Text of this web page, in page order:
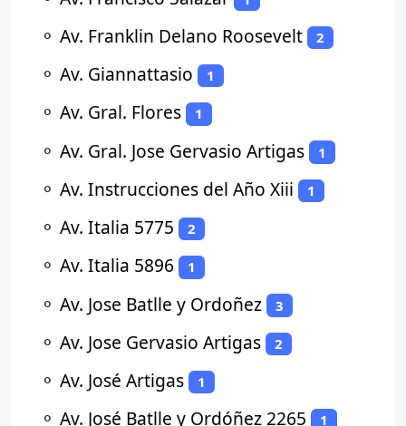
⚬ Av. Franklin Delano Roosevelt 2
⚬ Av. Giannattasio 1
⚬ Av. Gral. Flores 1
⚬ Av. Gral. Jose Gervasio Artigas 1
⚬ Av. Instrucciones del Año Xiii 1
⚬ Av. Italia 5775 2
⚬ Av. Italia 5896 1
⚬ Av. Jose Batlle y Ordoñez 3
⚬ Av. Jose Gervasio Artigas 2
⚬ Av. José Artigas 1
⚬ Av. José Batlle y Ordóñez 2265 1